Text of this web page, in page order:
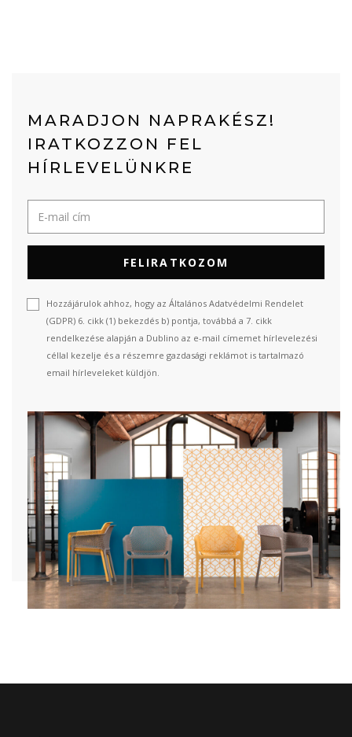
MARADJON NAPRAKÉSZ!
IRATKOZZON FEL
HÍRLEVELÜNKRE
FELIRATKOZOM
Hozzájárulok ahhoz, hogy az Általános Adatvédelmi Rendelet
(GDPR) 6. cikk (1) bekezdés b) pontja, továbbá a 7. cikk
rendelkezése alapján a Dublino az e-mail címemet hírlevelezési
céllal kezelje és a részemre gazdasági reklámot is tartalmazó
email hírleveleket küldjön.